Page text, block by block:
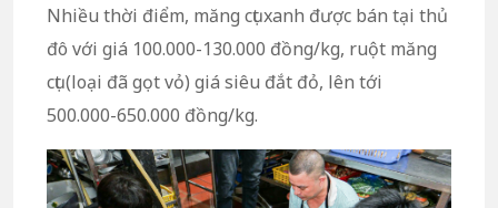
Nhiều thời điểm, măng cụt xanh được bán tại thủ
đô với giá 100.000-130.000 đồng/kg, ruột măng
cụt (loại đã gọt vỏ) giá siêu đắt đỏ, lên tới
500.000-650.000 đồng/kg.